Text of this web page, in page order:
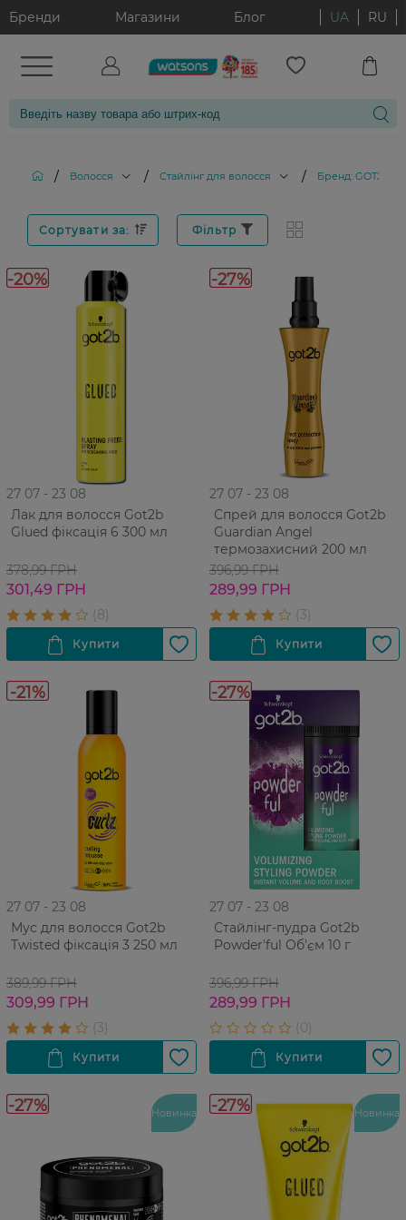
Бренди Магазини Блог UA RU
/ Волосся / Стайлінг для волосся / Бренд: GOT2B
Сортувати за: Фільтр
-20%
27 07 - 23 08
Лак для волосся Got2b
Glued фіксація 6 300 мл
378,99 ГРН
301,49 ГРН
-27%
27 07 - 23 08
Спрей для волосся Got2b
Guardian Angel
термозахисний 200 мл
396,99 ГРН
289,99 ГРН
-21%
27 07 - 23 08
Мус для волосся Got2b
Twisted фіксація 3 250 мл
389,99 ГРН
309,99 ГРН
-27%
27 07 - 23 08
Стайлінг-пудра Got2b
Powder'ful Об'єм 10 г
396,99 ГРН
289,99 ГРН
-27% Новинка -27% Новинка